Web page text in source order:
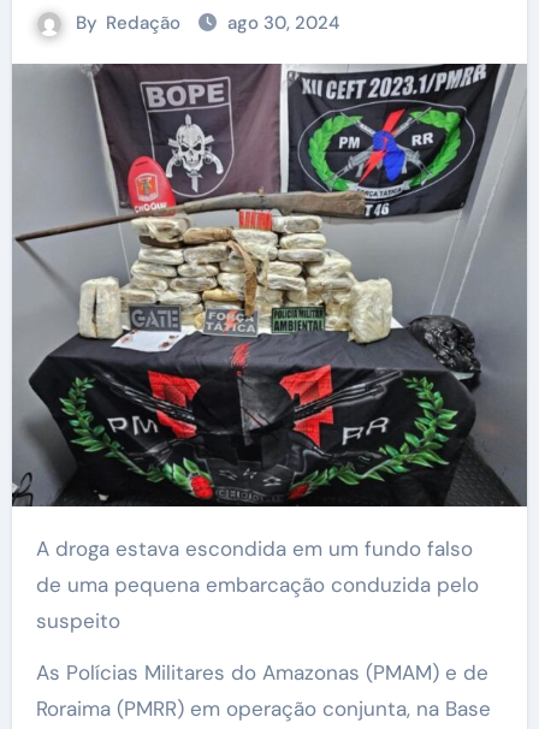
By Redação ago 30, 2024
A droga estava escondida em um fundo falso
de uma pequena embarcação conduzida pelo
suspeito
As Polícias Militares do Amazonas (PMAM) e de
Roraima (PMRR) em operação conjunta, na Base